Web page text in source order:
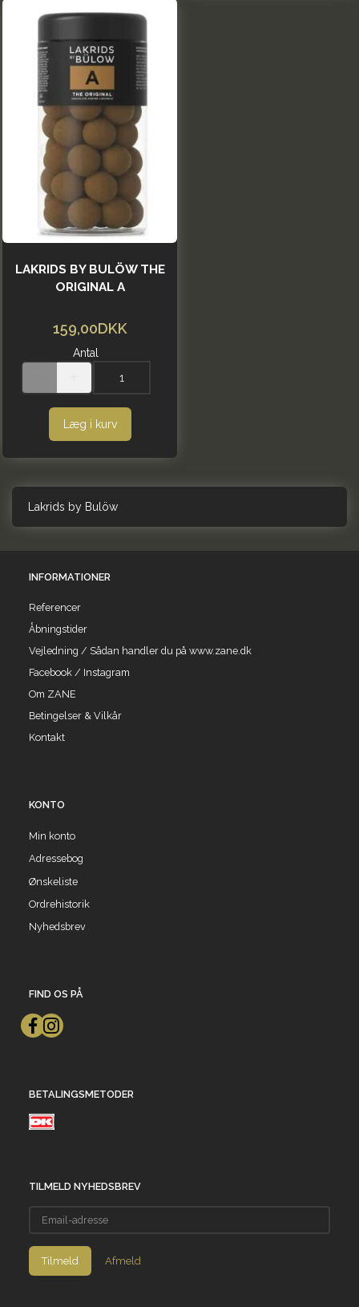
LAKRIDS BY BULÖW THE
ORIGINAL A
159,00DKK
Antal
Læg i kurv
Lakrids by Bulöw
INFORMATIONER
Referencer
Åbningstider
Vejledning / Sådan handler du på www.zane.dk
Facebook / Instagram
Om ZANE
Betingelser & Vilkår
Kontakt
KONTO
Min konto
Adressebog
Ønskeliste
Ordrehistorik
Nyhedsbrev
FIND OS PÅ
BETALINGSMETODER
TILMELD NYHEDSBREV
adresse
Tilmeld Afmeld